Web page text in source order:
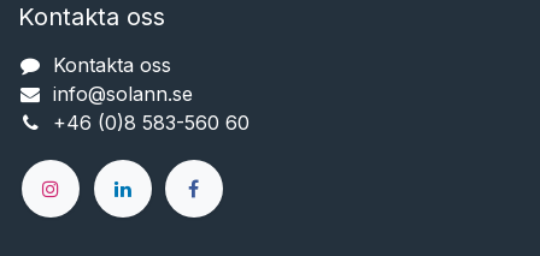
Kontakta oss
Kontakta oss
info@solann.se​​​​​​
+46 (0)8 583-560 60